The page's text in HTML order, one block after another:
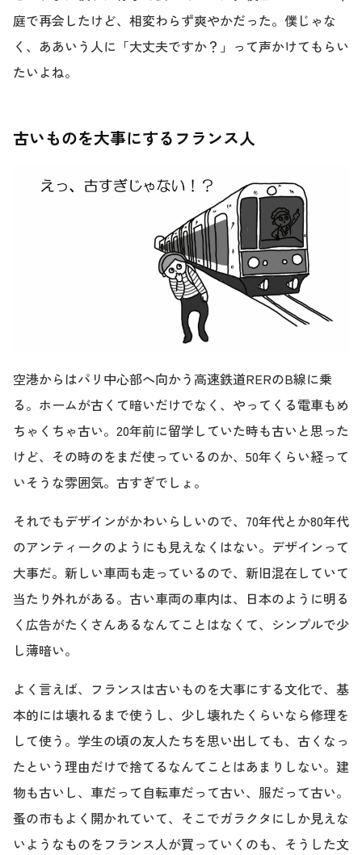
庭で再会したけど、相変わらず爽やかだった。僕じゃな
く、ああいう人に「大丈夫ですか？」って声かけてもらい
たいよね。
古いものを大事にするフランス人
空港からはパリ中心部へ向かう高速鉄道RERのB線に乗
る。ホームが古くて暗いだけでなく、やってくる電車もめ
ちゃくちゃ古い。20年前に留学していた時も古いと思った
けど、その時のをまだ使っているのか、50年くらい経って
いそうな雰囲気。古すぎでしょ。
それでもデザインがかわいらしいので、70年代とか80年代
のアンティークのようにも見えなくはない。デザインって
大事だ。新しい車両も走っているので、新旧混在していて
当たり外れがある。古い車両の車内は、日本のように明る
く広告がたくさんあるなんてことはなくて、シンプルで少
し薄暗い。
よく言えば、フランスは古いものを大事にする文化で、基
本的には壊れるまで使うし、少し壊れたくらいなら修理を
して使う。学生の頃の友人たちを思い出しても、古くなっ
たという理由だけで捨てるなんてことはあまりしない。建
物も古いし、車だって自転車だって古い、服だって古い。
蚤の市もよく開かれていて、そこでガラクタにしか見えな
いようなものをフランス人が買っていくのも、そうした文